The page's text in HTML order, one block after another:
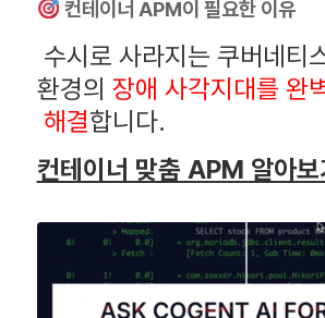
컨테이너 APM이 필요한 이유
수시로 사라지는 쿠버네티
환경의 장애 사각지대를 완
해결합니다.
컨테이너 맞춤 APM 알아보